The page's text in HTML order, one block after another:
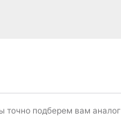
точно подберем вам аналог